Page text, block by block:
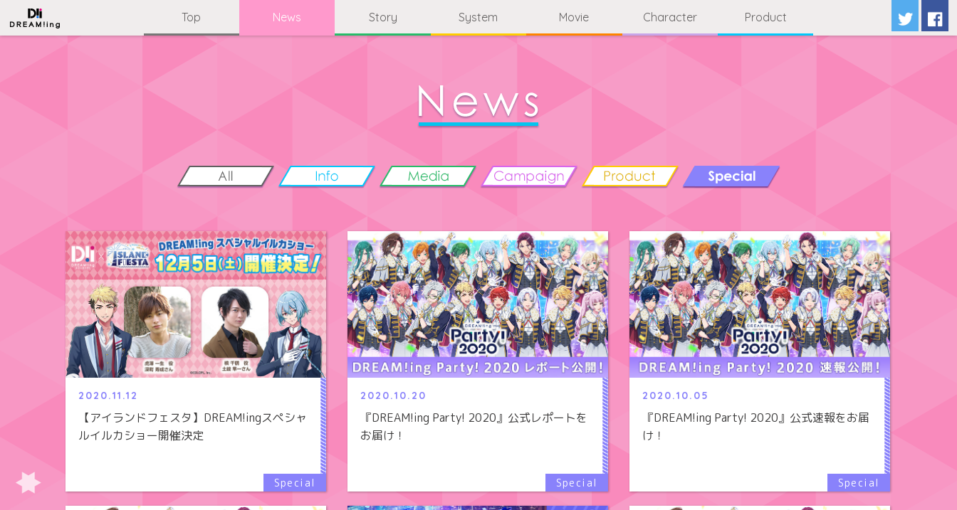
Top News Story System Movie Character Product
2020.11.12
【アイランドフェスタ】DREAM!ingスペシャ
ルイルカショー開催決定
2020.10.20
『DREAM!ing Party! 2020』公式レポートを
お届け！
2020.10.05
『DREAM!ing Party! 2020』公式速報をお届
け！